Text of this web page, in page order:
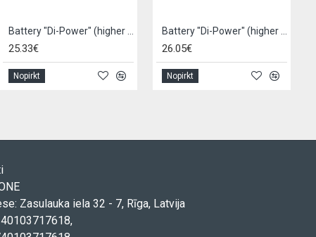
25.33€
Nopirkt
26.05€
Nopirkt
Zasulauka iela 32 - 7, Rīga, Latvija
40103717618,